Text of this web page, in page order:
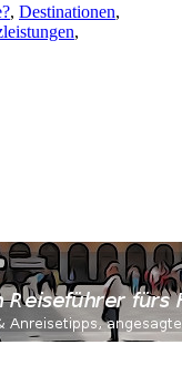
, Destinationen,
,